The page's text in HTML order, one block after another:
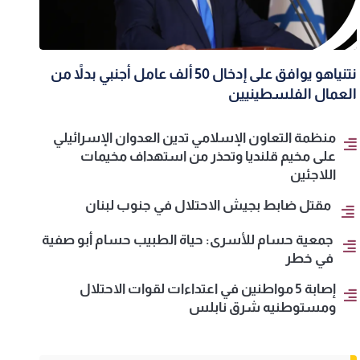
نتنياهو يوافق على إدخال 50 ألف عامل أجنبي بدلاً من
العمال الفلسطينيين
منظمة التعاون الإسلامي تدين العدوان الإسرائيلي
على مخيم قلنديا وتحذر من استهداف مخيمات
اللاجئين
مقتل ضابط بجيش الاحتلال في جنوب لبنان
جمعية حسام للأسرى: حياة الطبيب حسام أبو صفية
في خطر
إصابة 5 مواطنين في اعتداءات لقوات الاحتلال
ومستوطنيه شرق نابلس